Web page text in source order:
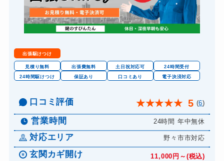
出張駆けつけ
見積り無料 出張費無料 土日祝対応可
24時間受付
24時間駆けつけ
保証あり 口コミあり 電子決済対応
口コミ評価 ★★★★★ 5 (6)
営業時間 24時間 年中無休
対応エリア 野々市市対応
玄関カギ開け 11,000円～(税込)